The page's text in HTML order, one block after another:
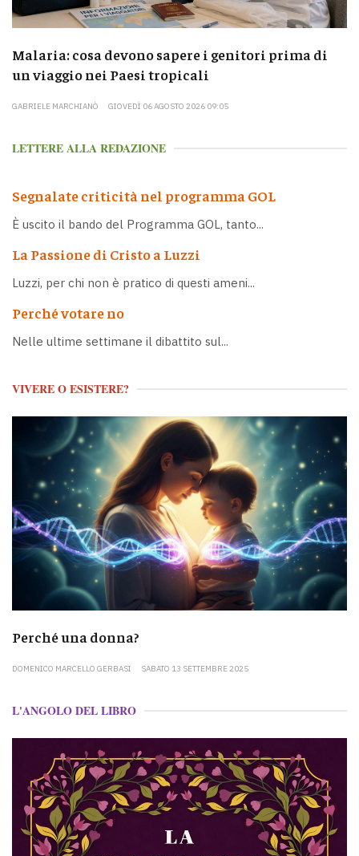
Malaria: cosa devono sapere i genitori prima di
un viaggio nei Paesi tropicali
GABRIELE MARCHIANÒ GIOVEDÌ 06 AGOSTO 2026 09:05
LETTERE ALLA REDAZIONE
Segnalate criticità nel programma GOL
È uscito il bando del Programma GOL, tanto...
La Passione di Cristo a Luzzi
Luzzi, per chi non è pratico di questi ameni...
Perché votare no
Nelle ultime settimane il dibattito sul...
VIVERE O ESISTERE?
Perché una donna?
DOMENICO MARCELLO GERBASI SABATO 13 SETTEMBRE 2025
L'ANGOLO DEL LIBRO